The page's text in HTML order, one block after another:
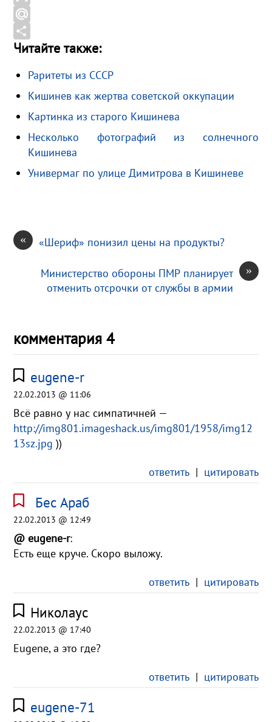
o
o
k
e
g
r
m
n
o
k
a
s
s
n
G
m
a
M
a
R
u
О
п
р
а
в
Читайте также:
Раритеты из СССР
Кишинев как жертва советской оккупации
Картинка из старого Кишинева
Несколько фотографий из солнечного
Кишинева
Универмаг по улице Димитрова в Кишиневе
« «Шериф» понизил цены на продукты?
»
Министерство обороны ПМР планирует
отменить отсрочки от службы в армии
комментария 4
eugene-r
22.02.2013 @ 11:06
Всё равно у нас симпатичней —
http://img801.imageshack.us/img801/1958/img12
13sz.jpg ))
ответить| цитировать
Бес Араб
22.02.2013 @ 12:49
@ eugene-r:
Есть еще круче. Скоро выложу.
ответить| цитировать
Николаус
22.02.2013 @ 17:40
Eugene, а это где?
ответить| цитировать
eugene-71